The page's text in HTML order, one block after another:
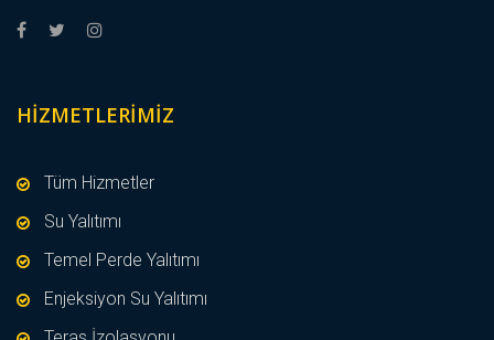
HIZMETLERIMIZ
Tüm Hizmetler
Su Yalıtımı
Temel Perde Yalıtımı
Enjeksiyon Su Yalıtımı